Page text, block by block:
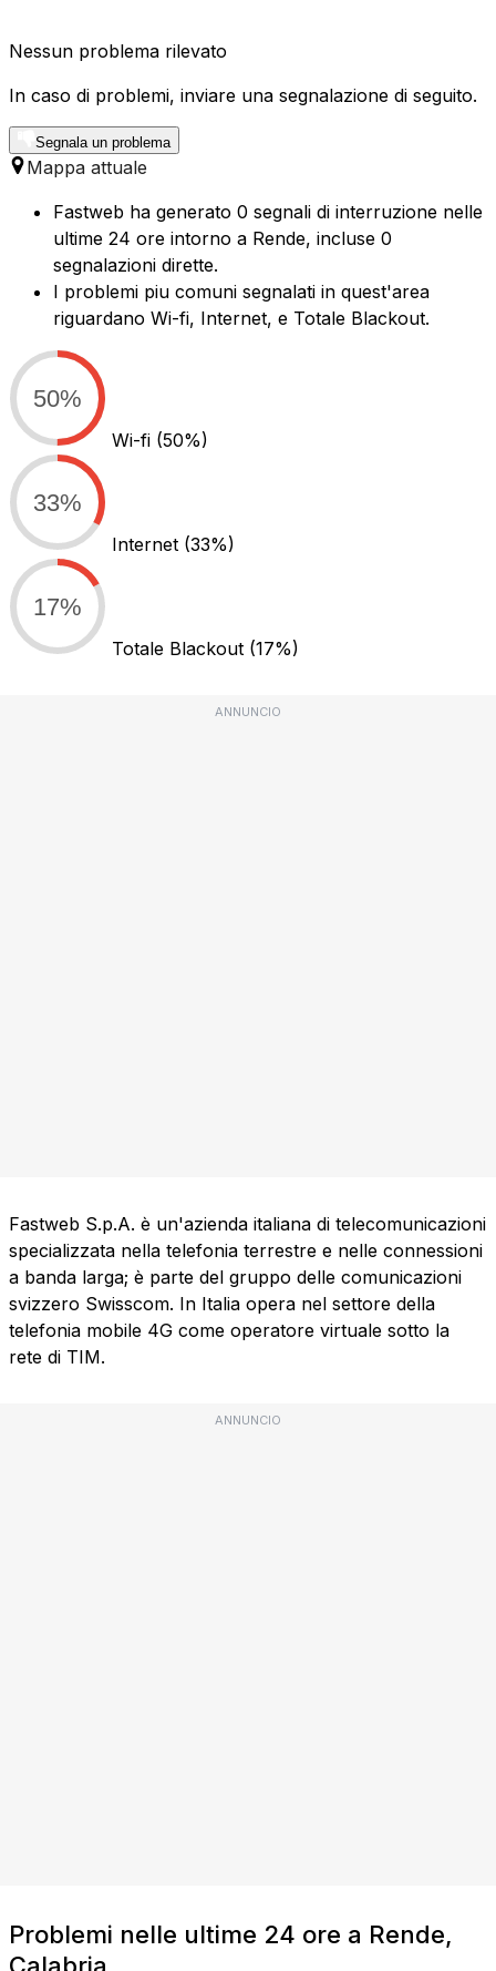
Nessun problema rilevato
In caso di problemi, inviare una segnalazione di seguito.
Segnala un problema
Mappa attuale
Fastweb ha generato 0 segnali di interruzione nelle
ultime 24 ore intorno a Rende, incluse 0
segnalazioni dirette.
I problemi piu comuni segnalati in quest'area
riguardano Wi-fi, Internet, e Totale Blackout.
50%
Wi-fi (50%)
33%
Internet (33%)
17%
Totale Blackout (17%)
ANNUNCIO
Fastweb S.p.A. è un'azienda italiana di telecomunicazioni
specializzata nella telefonia terrestre e nelle connessioni
a banda larga; è parte del gruppo delle comunicazioni
svizzero Swisscom. In Italia opera nel settore della
telefonia mobile 4G come operatore virtuale sotto la
rete di TIM.
ANNUNCIO
Problemi nelle ultime 24 ore a Rende,